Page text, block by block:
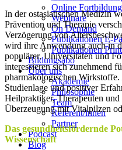
Online
Webinare
On Demand
Publikationen E-
Publikationen Print
Bildungsabo
Über uns
Akademie
Philosophie
Team
Referent/innen
Partner
Podcast
Blog
In der ostasiatischen Medizin
Prävention und Therapie
Verzögerung von
wird ihre Anwendung auch in
populärer. Universitäten und
interessieren sich zunehmend
pharmakologischen Wirkstoffe.
Studienlage und positiver
Heilpraktiker, Therapeuten
Überzeugung mit Vitalpilzen
Das gesundheitsfördernde
Wissenschaft